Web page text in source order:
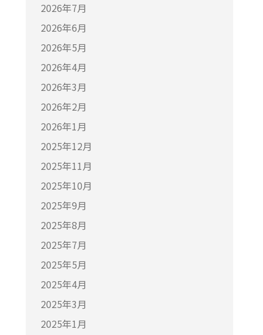
2026年7月
2026年6月
2026年5月
2026年4月
2026年3月
2026年2月
2026年1月
2025年12月
2025年11月
2025年10月
2025年9月
2025年8月
2025年7月
2025年5月
2025年4月
2025年3月
2025年1月